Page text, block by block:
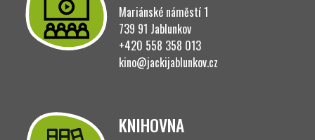
Mariánské náměstí 1
739 91 Jablunkov
+420 558 358 013
kino@jackijablunkov.cz
KNIHOVNA